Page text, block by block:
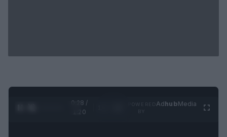
0:29 /
1:20
AdhubMedia